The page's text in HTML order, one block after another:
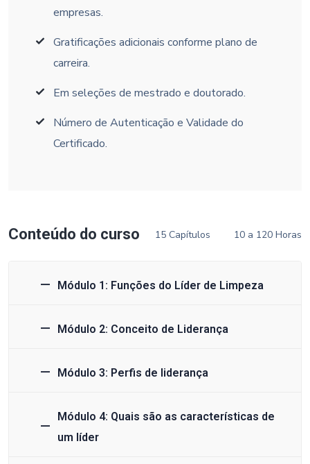
empresas.
Gratificações adicionais conforme plano de
carreira.
Em seleções de mestrado e doutorado.
Número de Autenticação e Validade do
Certificado.
Conteúdo do curso 15 Capítulos 10 a 120 Horas
Módulo 1: Funções do Líder de Limpeza
Módulo 2: Conceito de Liderança
Módulo 3: Perfis de liderança
Módulo 4: Quais são as características de
um líder